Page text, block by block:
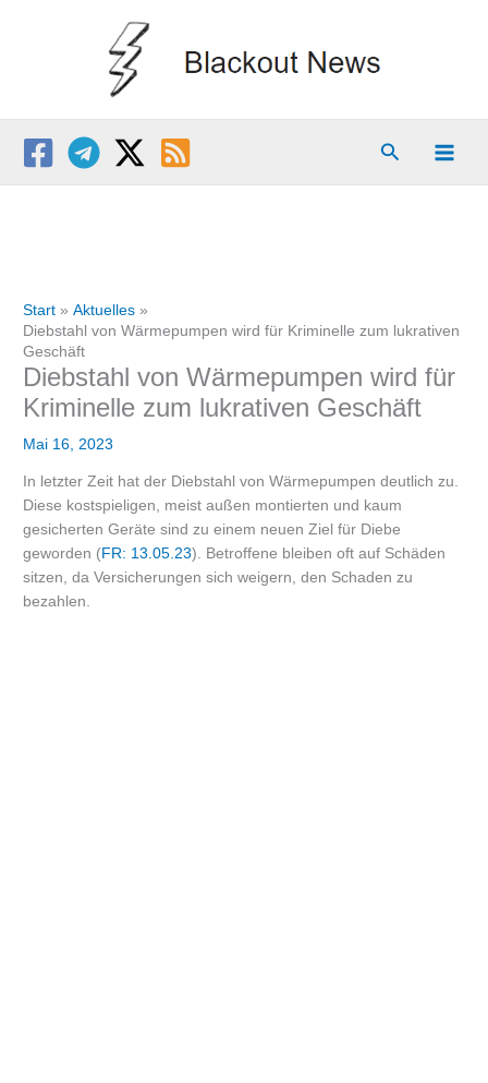
Suchen
Start
Aktuelles
Diebstahl von Wärmepumpen wird für Kriminelle zum lukrativen
Geschäft
Diebstahl von Wärmepumpen wird für
Kriminelle zum lukrativen Geschäft
Mai 16, 2023
In letzter Zeit hat der Diebstahl von Wärmepumpen deutlich zu.
Diese kostspieligen, meist außen montierten und kaum
gesicherten Geräte sind zu einem neuen Ziel für Diebe
geworden (FR: 13.05.23). Betroffene bleiben oft auf Schäden
sitzen, da Versicherungen sich weigern, den Schaden zu
bezahlen.